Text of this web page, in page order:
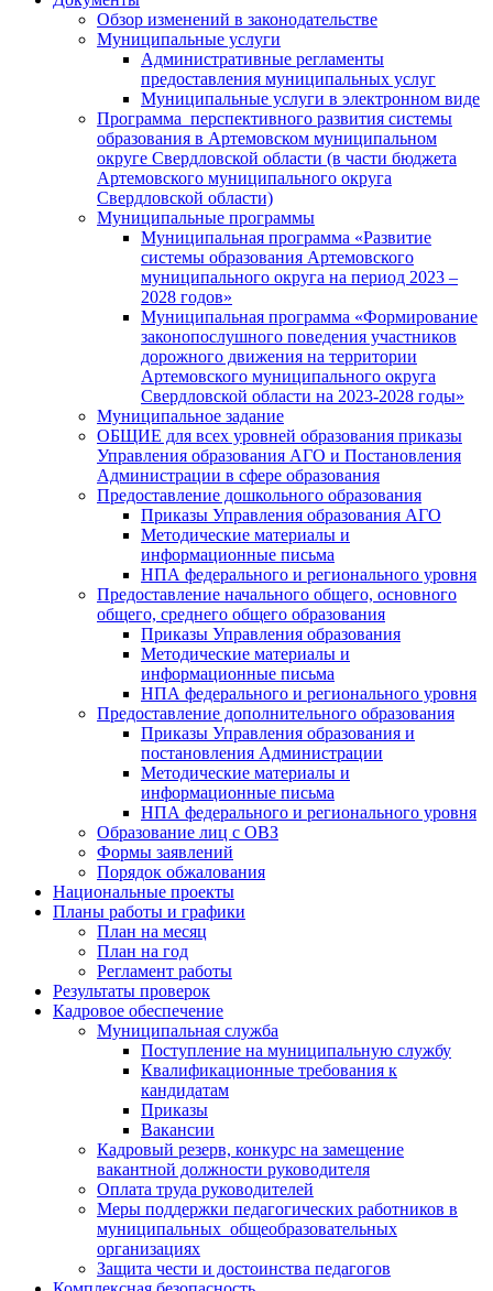
Обзор изменений в законодательстве
Муниципальные услуги
Административные регламенты
предоставления муниципальных услуг
Муниципальные услуги в электронном виде
Программа перспективного развития системы
образования в Артемовском муниципальном
округе Свердловской области (в части бюджета
Артемовского муниципального округа
Свердловской области)
Муниципальные программы
Муниципальная программа «Развитие
системы образования Артемовского
муниципального округа на период 2023 –
2028 годов»
Муниципальная программа «Формирование
законопослушного поведения участников
дорожного движения на территории
Артемовского муниципального округа
Свердловской области на 2023-2028 годы»
Муниципальное задание
ОБЩИЕ для всех уровней образования приказы
Управления образования АГО и Постановления
Администрации в сфере образования
Предоставление дошкольного образования
Приказы Управления образования АГО
Методические материалы и
информационные письма
НПА федерального и регионального уровня
Предоставление начального общего, основного
общего, среднего общего образования
Приказы Управления образования
Методические материалы и
информационные письма
НПА федерального и регионального уровня
Предоставление дополнительного образования
Приказы Управления образования и
постановления Администрации
Методические материалы и
информационные письма
НПА федерального и регионального уровня
Образование лиц с ОВЗ
Формы заявлений
Порядок обжалования
Национальные проекты
Планы работы и графики
План на месяц
План на год
Регламент работы
Результаты проверок
Кадровое обеспечение
Муниципальная служба
Поступление на муниципальную службу
Квалификационные требования к
кандидатам
Приказы
Вакансии
Кадровый резерв, конкурс на замещение
вакантной должности руководителя
Оплата труда руководителей
Меры поддержки педагогических работников в
муниципальных общеобразовательных
организациях
Защита чести и достоинства педагогов